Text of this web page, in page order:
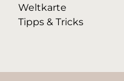
Weltkarte
Tipps & Tricks